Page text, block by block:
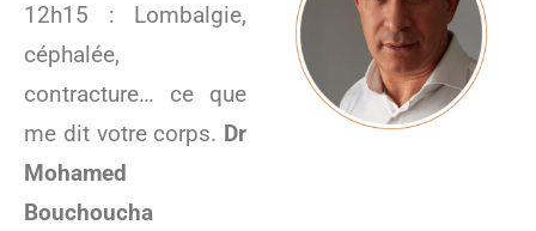
12h15 : Lombalgie,
céphalée,
contracture… ce que
me dit votre corps. Dr
Mohamed
Bouchoucha